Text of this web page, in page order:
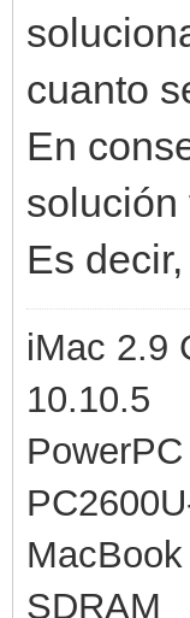
cuanto
En
solución
Es
iMac 2.9
10.10.5
SDRAM